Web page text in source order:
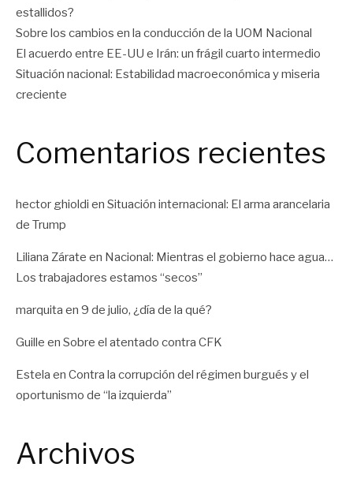
estallidos?
Sobre los cambios en la conducción de la UOM Nacional
El acuerdo entre EE-UU e Irán: un frágil cuarto intermedio
Situación nacional: Estabilidad macroeconómica y miseria
creciente
Comentarios recientes
hector ghioldi en Situación internacional: El arma arancelaria
de Trump
Liliana Zárate en Nacional: Mientras el gobierno hace agua…
Los trabajadores estamos “secos”
marquita en 9 de julio, ¿día de la qué?
Guille en Sobre el atentado contra CFK
Estela en Contra la corrupción del régimen burgués y el
oportunismo de “la izquierda”
Archivos